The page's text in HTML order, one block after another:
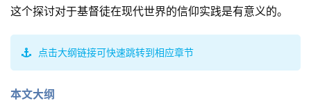
这个探讨对于基督徒在现代世界的信仰实践是有意义的。
点击大纲链接可快速跳转到相应章节
本文大纲